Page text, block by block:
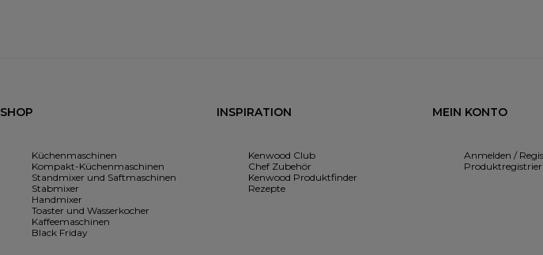
SHOP
Küchenmaschinen
Kompakt-Küchenmaschinen
Standmixer und Saftmaschinen
Stabmixer
Handmixer
Toaster und Wasserkocher
Kaffeemaschinen
Black Friday
INSPIRATION
Kenwood Club
Chef Zubehör
Kenwood Produktfinder
Rezepte
MEIN KONTO
Anmelden /